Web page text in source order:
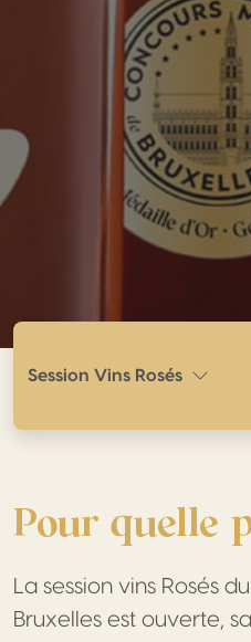
Session Vins Rosés
Pour quelle
La session vins Rosés
Bruxelles est ouverte,